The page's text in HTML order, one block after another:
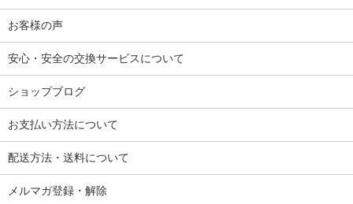
お客様の声
安心・安全の交換サービスについて
ショップブログ
お支払い方法について
配送方法・送料について
メルマガ登録・解除